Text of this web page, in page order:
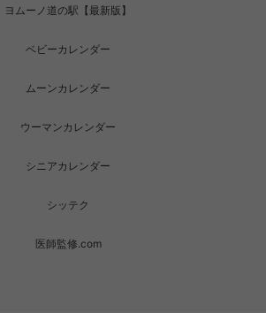
ヨムーノ道の駅【最新版】
ベビーカレンダー
ムーンカレンダー
ウーマンカレンダー
シニアカレンダー
シッテク
医師監修.com